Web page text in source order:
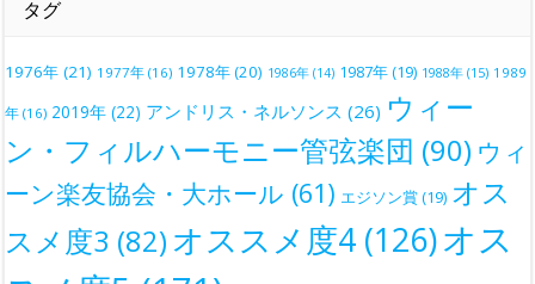
タグ
1976年 (21) 1977年 (16) 1978年(20) 1986年 (14) 1987年(19) 1988年 (15) 1989
年 (16) 2019年 (22) アンドリス・ネルソンス (26) ウィー
ン・フィルハーモニー管弦楽団 (90) ウィ
ーン楽友協会・大ホール (61) エジソン賞(19) オス
スメ度3 (82) オススメ度4 (126)オス